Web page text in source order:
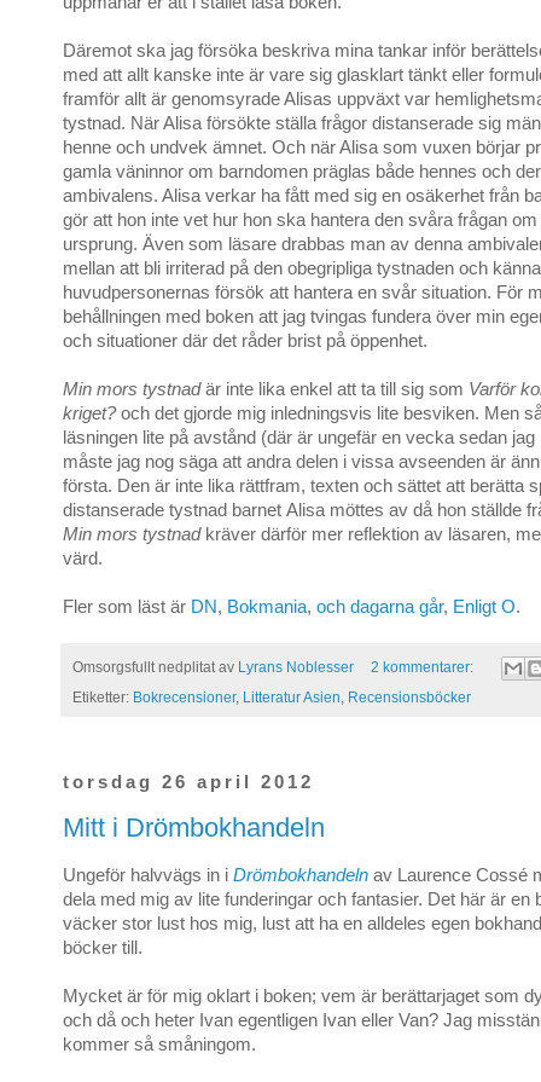
Däremot ska jag försöka beskriva mina tankar inför
med att allt kanske inte är vare sig glasklart tänkt eller
framför allt är genomsyrade Alisas uppväxt var
tystnad. När Alisa försökte ställa frågor distanserade sig
henne och undvek ämnet. Och när Alisa som vuxen börjar
gamla väninnor om barndomen präglas både hennes och
ambivalens. Alisa verkar ha fått med sig en osäkerhet från
gör att hon inte vet hur hon ska hantera den svåra frågan
ursprung. Även som läsare drabbas man av denna
mellan att bli irriterad på den obegripliga tystnaden och
huvudpersonernas försök att hantera en svår situation. För
behållningen med boken att jag tvingas fundera över min
och situationer där det råder brist på öppenhet.
Min mors tystnadär inte lika enkel att ta till sig som Varför
kriget?och det gjorde mig inledningsvis lite besviken. Men
läsningen lite på avstånd (där är ungefär en vecka sedan
måste jag nog säga att andra delen i vissa avseenden är
första. Den är inte lika rättfram, texten och sättet att berätta
distanserade tystnad barnet Alisa möttes av då hon ställde
Min mors tystnadkräver därför mer reflektion av läsaren,
värd.
Fler som läst är DN, Bokmania, och dagarna går, Enligt O.
Omsorgsfullt nedplitat av Lyrans Noblesser
2 kommentarer:
Etiketter: Bokrecensioner, Litteratur Asien Recensionsböcker
torsdag 26 april 2012
Mitt i Drömbokhandeln
Ungeför halvvägs in i Drömbokhandeln av Laurence Cossé
dela med mig av lite funderingar och fantasier. Det här är en
väcker stor lust hos mig, lust att ha en alldeles egen
böcker till.
Mycket är för mig oklart i boken; vem är berättarjaget som
och då och heter Ivan egentligen Ivan eller Van? Jag
kommer så småningom.